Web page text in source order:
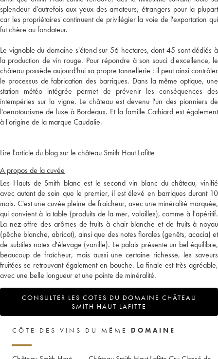
splendeur d'autrefois aux yeux des amateurs, étrangers pour la plupart
car les propriétaires continuent de privilégier la voie de l'exportation qui
fut chère au fondateur.
Le vignoble du domaine s'étend sur 56 hectares, dont 45 sont dédiés à
la production de vin rouge. Pour répondre à son souci d'excellence, le
château possède aujourd'hui sa propre tonnellerie : il peut ainsi contrôler
le processus de fabrication des barriques. Dans la même optique, une
station météo intégrée permet de prévenir les conséquences des
intempéries sur la vigne. Le château est devenu l'un des pionniers de
l'oenotourisme de luxe à Bordeaux. Et la famille Cathiard est également
à l'origine de la marque Caudalie.
Lire l'article du blog sur le château Smith Haut Lafitte
A propos de la cuvée
Les Hauts de Smith blanc est le second vin blanc du château, vinifié
avec autant de soin que le premier, il est élevé en barriques durant 10
mois. C'est une cuvée pleine de fraîcheur, avec une minéralité marquée,
qui convient à la table (produits de la mer, volailles), comme à l'apéritif.
La nez offre des arômes de fruits à chair blanche et de fruits à noyau
(pêche blanche, abricot), ainsi que des notes florales (genêts, acacia) et
de subtiles notes d'élevage (vanille). Le palais présente un bel équilibre,
beaucoup de fraîcheur, mais aussi une certaine richesse, les saveurs
fruitées se retrouvant également en bouche. La finale est très agréable,
avec une belle longueur et une pointe de minéralité.
CONSULTER LES COTES DU DOMAINE CHÂTEAU
SMITH HAUT LAFITTE
CÔTE DES VINS DU MÊME DOMAINE